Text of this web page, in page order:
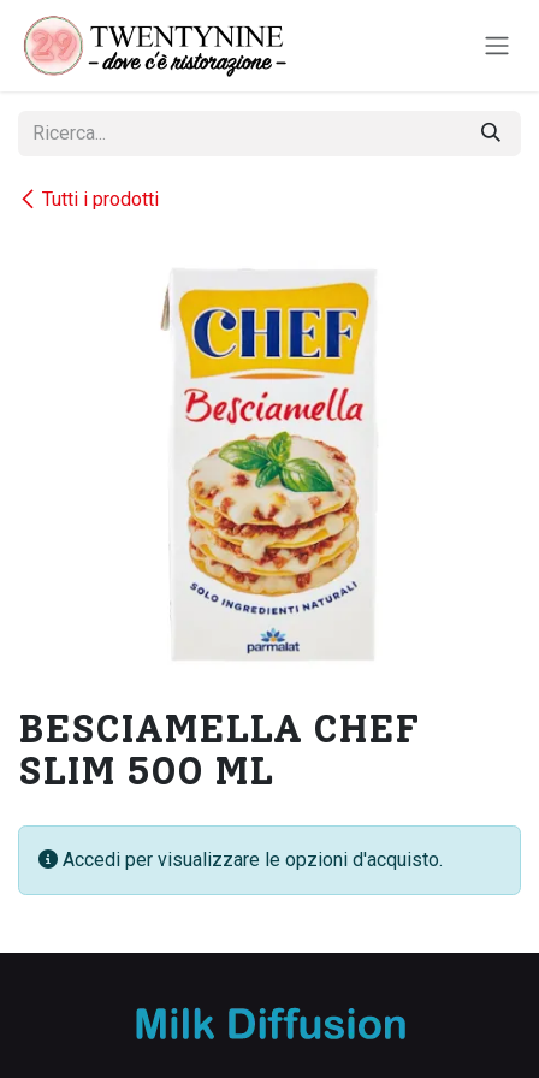
Passa al contenuto
Tutti i prodotti
BESCIAMELLA CHEF
SLIM 500 ML
Accedi per visualizzare le opzioni d'acquisto.